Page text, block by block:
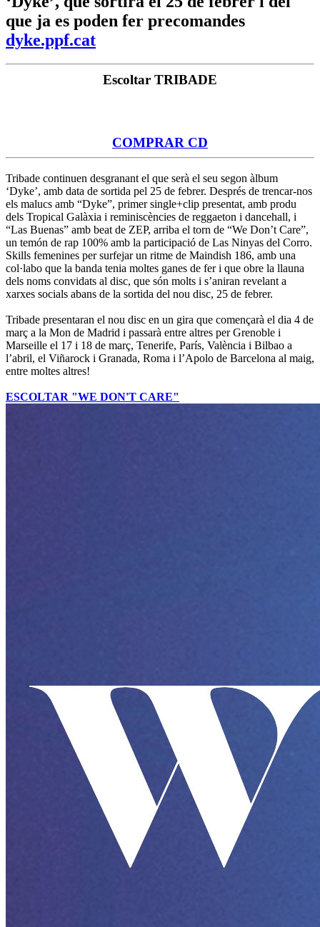
que ja es poden fer precomandes
dyke.ppf.cat
Escoltar TRIBADE
COMPRAR CD
Tribade continuen desgranant el que serà el seu segon àlbum
‘Dyke’, amb data de sortida pel 25 de febrer. Després de trencar-nos
els malucs amb “Dyke”, primer single+clip presentat, amb produ
dels Tropical Galàxia i reminiscències de reggaeton i dancehall, i
“Las Buenas” amb beat de ZEP, arriba el torn de “We Don’t Care”,
un temón de rap 100% amb la participació de Las Ninyas del Corro.
Skills femenines per surfejar un ritme de Maindish 186, amb una
col·labo que la banda tenia moltes ganes de fer i que obre la llauna
dels noms convidats al disc, que són molts i s’aniran revelant a
xarxes socials abans de la sortida del nou disc, 25 de febrer.
Tribade presentaran el nou disc en un gira que començarà el dia 4 de
març a la Mon de Madrid i passarà entre altres per Grenoble i
Marseille el 17 i 18 de març, Tenerife, París, València i Bilbao a
l’abril, el Viñarock i Granada, Roma i l’Apolo de Barcelona al maig,
entre moltes altres!
ESCOLTAR "WE DON'T CARE"